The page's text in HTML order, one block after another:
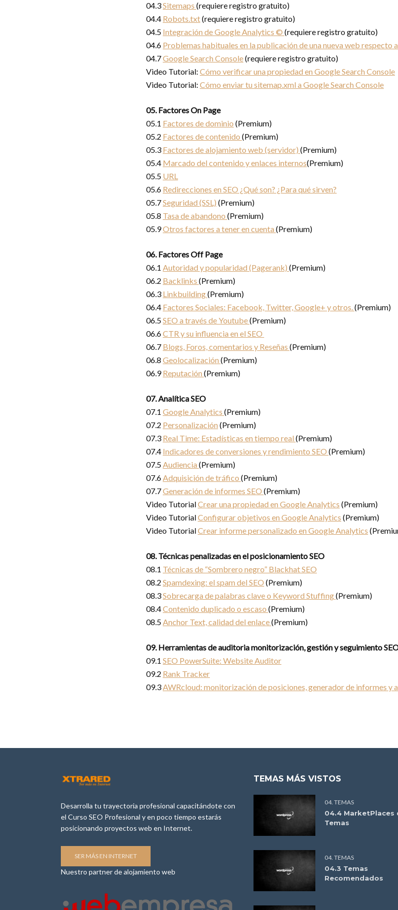
04.3Sitemaps (requiere registro gratuito)
04.4 Robots.txt(requiere registro gratuito)
04.5 Integración de Google Analytics © (requiere registro gratuito)
04.6 Problemas habituales en la publicación de una nueva web respecto
04.7Google Search Console(requiere registro gratuito)
Video Tutorial: Cómo verificar una propiedad en Google Search Console
Video Tutorial: Cómo enviar tu sitemap.xml a Google Search Console
05. Factores On Page
05.1 Factores de dominio (Premium)
05.2 Factores de contenido (Premium)
05.3 Factores de alojamiento web (servidor) (Premium)
05.4 Marcado del contenido y enlaces internos(Premium)
05.5 URL
05.6 Redirecciones en SEO ¿Qué son? ¿Para qué sirven?
05.7Seguridad (SSL) (Premium)
05.8 Tasa de abandono (Premium)
05.9Otros factores a tener en cuenta (Premium)
06. Factores Off Page
06.1 Autoridad y popularidad (Pagerank) (Premium)
06.2 Backlinks (Premium)
06.3 Linkbuilding(Premium)
06.4 Factores Sociales: Facebook, Twitter, Google+ y otros.(Premium)
06.5SEO a través de Youtube(Premium)
06.6CTR y su influencia en el SEO
06.7 Blogs, Foros, comentarios y Reseñas (Premium)
06.8 Geolocalización (Premium)
06.9Reputación (Premium)
07. Analítica SEO
07.1 Google Analytics (Premium)
07.2 Personalización (Premium)
07.3 Real Time: Estadísticas en tiempo real (Premium)
07.4 Indicadores de conversiones y rendimiento SEO (Premium)
07.5Audiencia (Premium)
07.6Adquisición de tráfico (Premium)
07.7Generación de informes SEO (Premium)
Video TutorialCrear una propiedad en Google Analytics (Premium)
Video TutorialConfigurar objetivos en Google Analytics (Premium)
Video TutorialCrear informe personalizado en Google Analytics
08. Técnicas penalizadas en el posicionamiento SEO
08.1 Técnicas de “Sombrero negro” Blackhat SEO
08.2 Spamdexing: el spam del SEO (Premium)
08.3Sobrecarga de palabras clave o Keyword Stuffing(Premium)
08.4Contenido duplicado o escaso (Premium)
08.5Anchor Text, calidad del enlace(Premium)
09. Herramientas de auditoria monitorización, gestión y seguimiento
09.1 SEO PowerSuite: Website Auditor
09.2 Rank Tracker
09.3AWRcloud: monitorización de posiciones, generador de informes y
Desarrolla tu trayectoria profesional capacitándote con
el Curso SEO Profesional y en poco tiempo estarás
posicionando proyectos web en Internet.
SER MÁS EN INTERNET
Nuestro partner de alojamiento web
TEMAS MÁS VISTOS
04. TEMAS
04.4 MarketPlaces
Temas
04. TEMAS
04.3 Temas
Recomendados